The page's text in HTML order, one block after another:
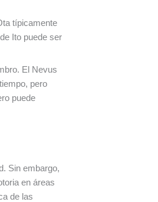
típicamente
Ito puede ser
El Nevus
pero
puede
Sin embargo,
en áreas
de las